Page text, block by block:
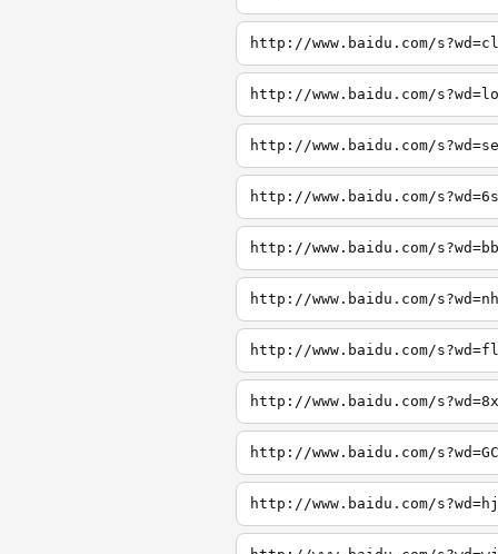
http://www.baidu.com/
http://www.baidu.com/
http://www.baidu.com/
http://www.baidu.com/
http://www.baidu.com/
http://www.baidu.com/
http://www.baidu.com/
http://www.baidu.com/
http://www.baidu.com/
http://www.baidu.com/